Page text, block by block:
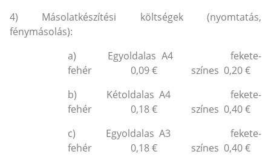
4) Másolatkészítési költségek (nyomtatás,
fénymásolás):
a) Egyoldalas A4 fekete-
fehér 0,09 € színes 0,20 €
b) Kétoldalas A4 fekete-
fehér 0,18 € színes 0,40 €
c) Egyoldalas A3 fekete-
fehér 0,18 € színes 0,40 €